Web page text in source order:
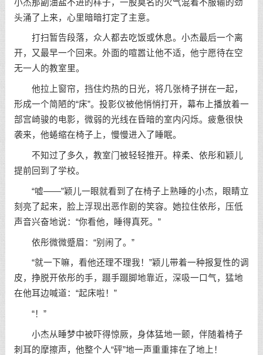
小杰那副油盐不进的样子，一股莫名的火气混着不服输的劲
头涌了上来，心里暗暗打定了主意。
打扫暂告段落，众人都去吃饭或休息。小杰最后一个离
开，又最早一个回来。外面的喧嚣让他不适，他宁愿待在空
无一人的教室里。
他拉上窗帘，挡住灼热的日光，将几张椅子拼在一起，
形成一个简陋的“床”。投影仪被他悄悄打开，幕布上播放着一
部宫崎骏的电影，微弱的光线在昏暗的室内闪烁。疲惫很快
袭来，他蜷缩在椅子上，慢慢进入了睡眠。
不知过了多久，教室门被轻轻推开。梓柔、依彤和颖儿
提前回到了学校。
“嘘——”颖儿一眼就看到了在椅子上熟睡的小杰，眼睛立
刻亮了起来，脸上浮现出恶作剧的笑容。她拉住依彤，压低
声音兴奋地说：“你看他，睡得真死。”
依彤微微蹙眉：“别闹了。”
“就一下嘛，看他还理不理我！”颖儿带着一种报复性的调
皮，挣脱开依彤的手，蹑手蹑脚地靠近，深吸一口气，猛地
在他耳边喊道：“起床啦！”
“！”
小杰从睡梦中被吓得惊厥，身体猛地一颤，伴随着椅子
刺耳的摩擦声，他整个人“砰”地一声重重摔在了地上！